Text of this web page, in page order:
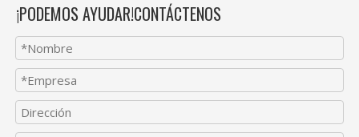
¡PODEMOS AYUDAR!CONTÁCTENOS